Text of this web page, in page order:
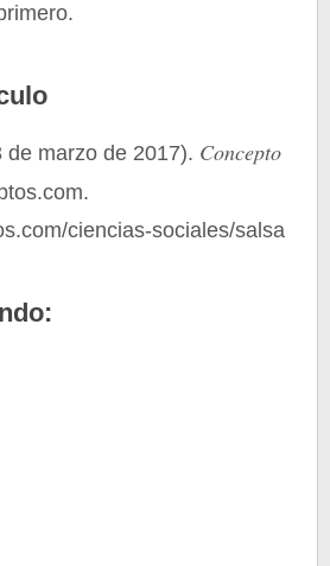
de marzo de 2017). Concepto
ciencias-sociales/salsa